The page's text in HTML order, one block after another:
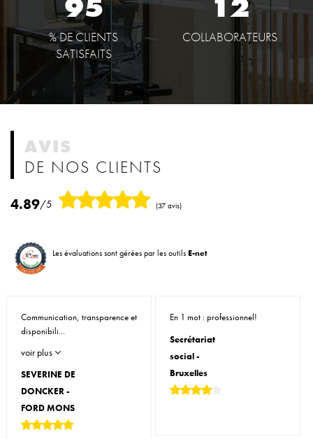
% DE CLIENTS
SATISFAITS
COLLABORATEURS
AVIS
DE NOS CLIENTS
4.89/5 (37 avis)
Les évaluations sont gérées par les outilsE-net
Communication, transparence et
disponibili...
voir plus
SEVERINE DE
DONCKER -
FORD MONS
En 1 mot : professionnel!
Secrétariat
social -
Bruxelles